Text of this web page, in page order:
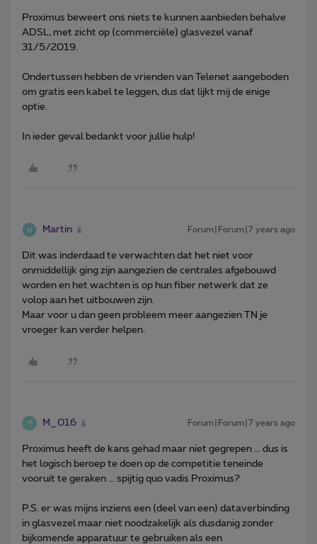
Proximus beweert ons niets te kunnen aanbieden behalve
ADSL, met zicht op (commerciële) glasvezel vanaf
31/5/2019.
Ondertussen hebben de vrienden van Telenet aangeboden
om gratis een kabel te leggen, dus dat lijkt mij de enige
optie.
In ieder geval bedankt voor jullie hulp!
Martin Forum|Forum|7 years ago
Dit was inderdaad te verwachten dat het niet voor
onmiddellijk ging zijn aangezien de centrales afgebouwd
worden en het wachten is op hun fiber netwerk dat ze
volop aan het uitbouwen zijn.
Maar voor u dan geen probleem meer aangezien TN je
vroeger kan verder helpen.
M M_016 Forum|Forum|7 years ago
Proximus heeft de kans gehad maar niet gegrepen … dus is
het logisch beroep te doen op de competitie teneinde
vooruit te geraken … spijtig quo vadis Proximus?
P.S. er was mijns inziens een (deel van een) dataverbinding
in glasvezel maar niet noodzakelijk als dusdanig zonder
bijkomende apparatuur te gebruiken als een